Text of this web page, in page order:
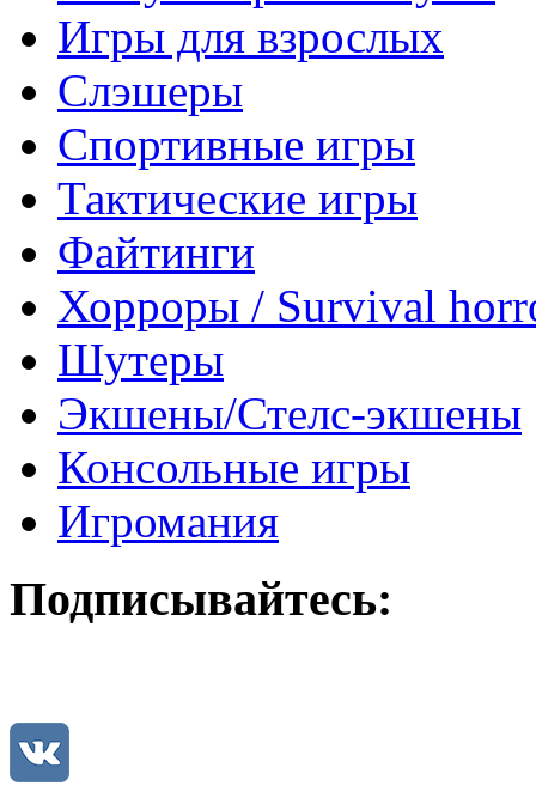
Игры для взрослых
Слэшеры
Спортивные игры
Тактические игры
Файтинги
Хорроры / Survival
Шутеры
Экшены/Стелс-экшены
Консольные игры
Игромания
Подписывайтесь: